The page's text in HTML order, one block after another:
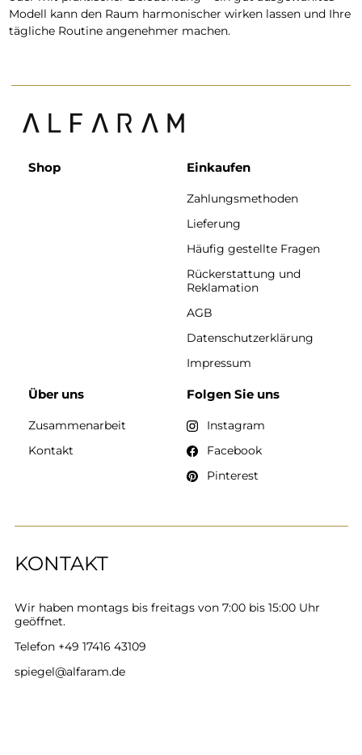
Modell kann den Raum harmonischer wirken lassen und Ihre
tägliche Routine angenehmer machen.
KONTAKT
Wir haben montags bis freitags von 7:00 bis 15:00 Uhr
geöffnet.
Telefon +49 17416 43109
spiegel@alfaram.de
Shop Einkaufen
Zahlungsmethoden
Lieferung
Häufig gestellte Fragen
Rückerstattung und
Reklamation
AGB
Datenschutzerklärung
Impressum
Über uns
Zusammenarbeit
Kontakt
Folgen Sie uns
Instagram
Facebook
Pinterest